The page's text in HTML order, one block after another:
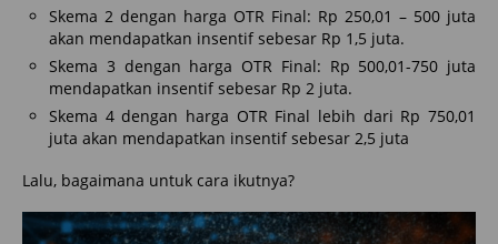
Skema 2 dengan harga OTR Final: Rp 250,01 – 500 juta
akan mendapatkan insentif sebesar Rp 1,5 juta.
Skema 3 dengan harga OTR Final: Rp 500,01-750 juta
mendapatkan insentif sebesar Rp 2 juta.
Skema 4 dengan harga OTR Final lebih dari Rp 750,01
juta akan mendapatkan insentif sebesar 2,5 juta
Lalu, bagaimana untuk cara ikutnya?